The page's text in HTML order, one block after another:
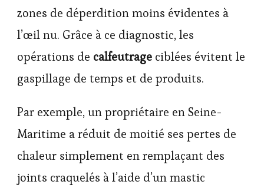
zones de déperdition moins évidentes à
l’œil nu. Grâce à ce diagnostic, les
opérations de calfeutrage ciblées évitent le
gaspillage de temps et de produits.
Par exemple, un propriétaire en Seine-
Maritime a réduit de moitié ses pertes de
chaleur simplement en remplaçant des
joints craquelés à l’aide d’un mastic